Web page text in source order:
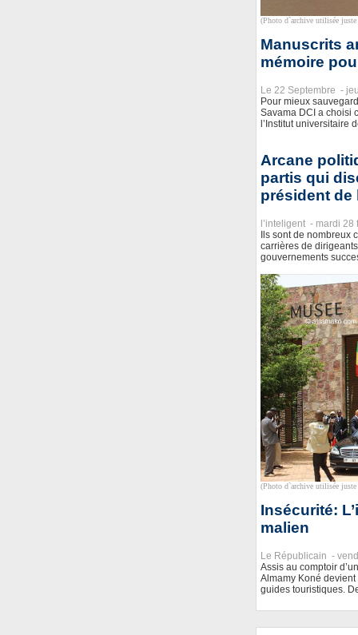
(Photo d`archive utilisée
Manuscrits
mémoire
Le 22 Septembre -
Pour mieux
Savama DCI a choisi
l’Institut universitaire
Arcane
partis qui
président de
l’inteligent - mardi 28
Ils sont de nombreux
carrières de
gouvernements
(Photo d`archive utilisée
Insécurité:
malien
Le Républicain -
Assis au comptoir
Almamy Koné
guides touristiques.